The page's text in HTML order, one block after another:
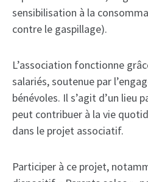
sensibilisation à la
contre le gaspillage).
L’association fonctionne
salariés, soutenue par
bénévoles. Il s’agit d’un lieu
peut contribuer à la vie
dans le projet associatif.
Participer à ce projet,